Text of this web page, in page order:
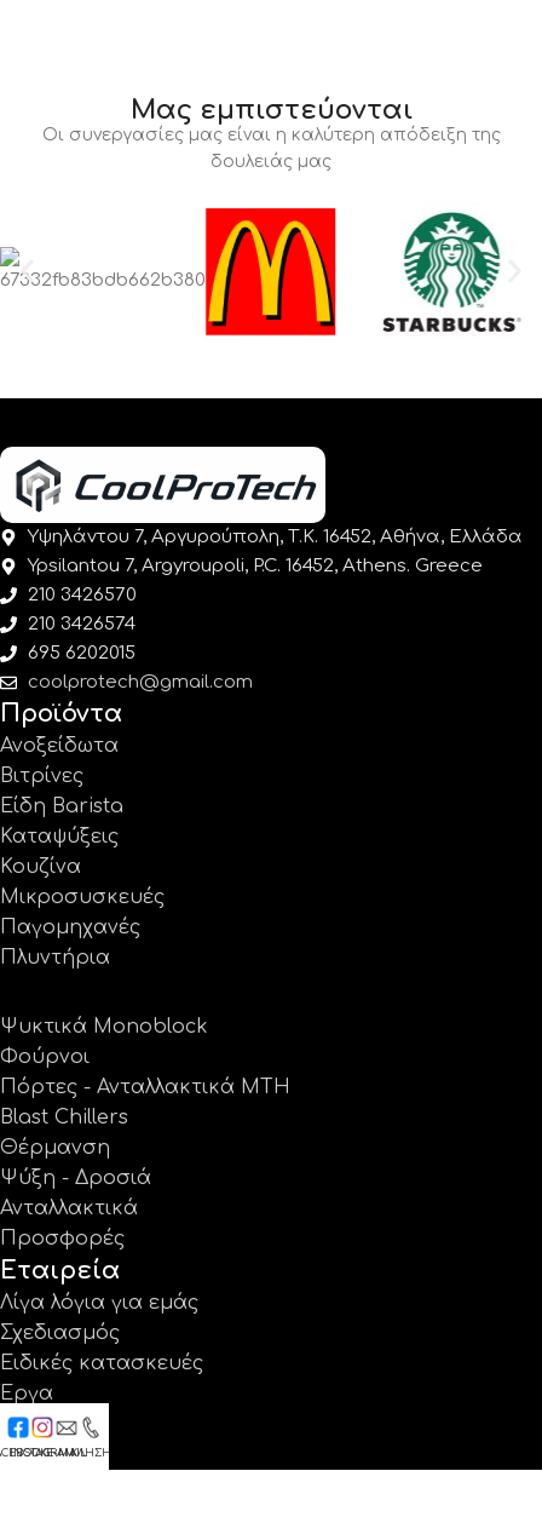
Μας εμπιστεύονται
Οι συνεργασίες μας είναι η καλύτερη απόδειξη της
δουλειάς μας
Υψηλάντου 7, Αργυρούπολη, Τ.Κ. 16452, Αθήνα, Ελλάδα
Ypsilantou 7, Argyroupoli, P.C. 16452, Athens. Greece
210 3426570
210 3426574
695 6202015
coolprotech@gmail.com
Προϊόντα
Ανοξείδωτα
Βιτρίνες
Είδη Barista
Καταψύξεις
Κουζίνα
Μικροσυσκευές
Παγομηχανές
Πλυντήρια
Ψυκτικά Monoblock
Φούρνοι
Πόρτες - Ανταλλακτικά MTH
Blast Chillers
Θέρμανση
Ψύξη - Δροσιά
Ανταλλακτικά
Προσφορές
Εταιρεία
Λίγα λόγια για εμάς
Σχεδιασμός
Ειδικές κατασκευές
Έργα
Κατάλογοι
Εγγύηση
INSTAGRAM
E-MAILΚΛΗΣΗ